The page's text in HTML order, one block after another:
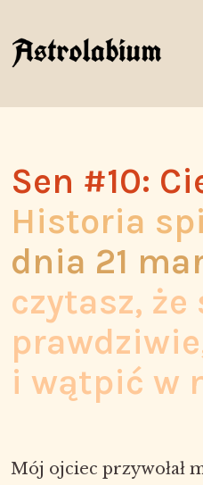
Sen #10:
Historia
dnia 21
czytasz, że
i wątpić w
Mój ojciec przywołał